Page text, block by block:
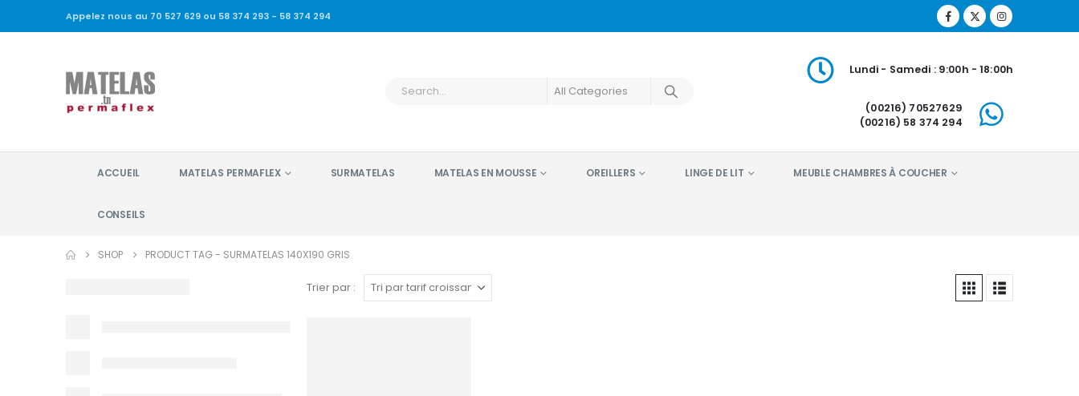
Appelez nous au 70 527 629 ou 58 374 293 - 58 374 294
Lundi - Samedi : 9:00h - 18:00h
(00216) 70527629
(00216) 58 374 294
ACCUEIL MATELAS PERMAFLEX SURMATELAS MATELAS EN MOUSSE OREILLERS LINGE DE LIT MEUBLE CHAMBRES À COUCHER
CONSEILS
SHOP PRODUCT TAG - SURMATELAS 140X190 GRIS
Trier par :